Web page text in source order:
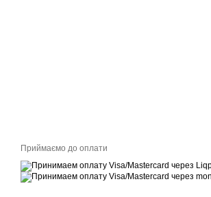
Приймаємо до оплати